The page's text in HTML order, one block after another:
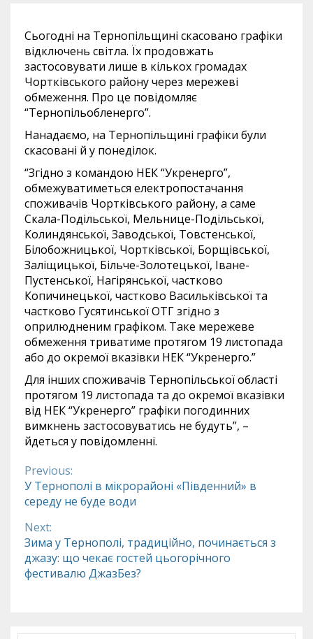
Сьогодні на Тернопільщині скасовано графіки
відключень світла. Їх продовжать
застосовувати лише в кількох громадах
Чортківського району через мережеві
обмеження. Про це повідомляє
“Тернопільобленерго”.
Нанадаємо, на Тернопільщині графіки були
скасовані й у понеділок.
“Згідно з командою НЕК “Укренерго”,
обмежуватиметься електропостачання
споживачів Чортківського району, а саме
Скала-Подільської, Мельнице-Подільської,
Колиндянської, Заводської, Товстенської,
Білобожницької, Чортківської, Борщівської,
Заліщицької, Більче-Золотецької, Іване-
Пустенської, Нагірянської, частково
Копичинецької, частково Васильківської та
частково Гусятинської ОТГ згідно з
оприлюдненим графіком. Таке мережеве
обмеження триватиме протягом 19 листопада
або до окремої вказівки НЕК “Укренерго.”
Для інших споживачів Тернопільської області
протягом 19 листопада та до окремої вказівки
від НЕК “Укренерго” графіки погодинних
вимкнень застосовуватись не будуть”, –
йдеться у повідомленні.
Continue
Reading
Previous:
У Тернополі в мікрорайоні «Південний» в
середу не буде води
Next:
Зима у Тернополі, традиційно, починається з
джазу: що чекає гостей цьогорічного
фестивалю ДжазБез?